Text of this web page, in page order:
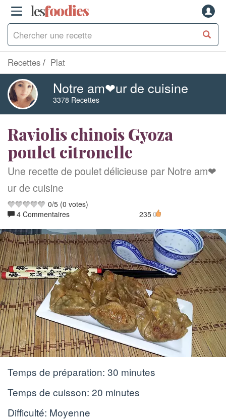
lesfoodies
Recettes Plat
Notre am❤ur de cuisine
3378 Recettes
Raviolis chinois Gyoza
poulet citronelle
Une recette de poulet délicieuse par Notre am❤
ur de cuisine
0/5 (0 votes)
4 Commentaires
235
Temps de préparation: 30 minutes
Temps de cuisson: 20 minutes
Difficulté: Moyenne